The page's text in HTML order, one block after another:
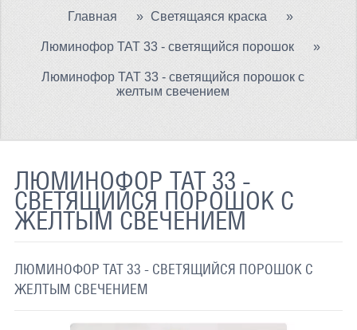
МАТЕРИАЛЫ
СВЕТООТРАЖАЮЩАЯ ТКАНЬ
ТЕРМОХРОМНАЯ ТКАНЬ
СВЕТООТРАЖАЮЩИЕ ДОРОЖНЫЕ ЗНАКИ
СВЕТООТРАЖАЮЩАЯ КРАСКА
Главная » Светящаяся краска »
Люминофор ТАТ 33 - светящийся порошок »
Люминофор ТАТ 33 - светящийся порошок с
желтым свечением
ЛЮМИНОФОР ТАТ 33 -
СВЕТЯЩИЙСЯ ПОРОШОК С
ЖЕЛТЫМ СВЕЧЕНИЕМ
ЛЮМИНОФОР ТАТ 33 - СВЕТЯЩИЙСЯ ПОРОШОК С
ЖЕЛТЫМ СВЕЧЕНИЕМ